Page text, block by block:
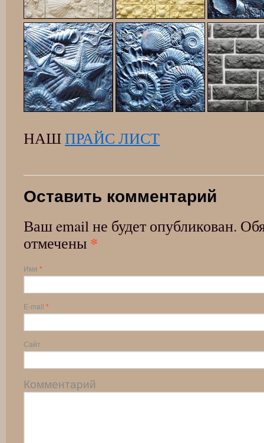
НАШПРАЙС ЛИСТ
Оставить комментарий
Ваш email не будет опубликован.
отмечены *
Имя *
E-mail *
Сайт
Комментарий